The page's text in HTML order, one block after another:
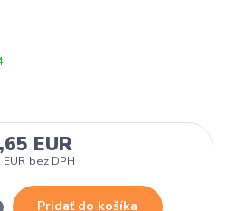
EUR
EUR bez DPH
Pridať do košíka